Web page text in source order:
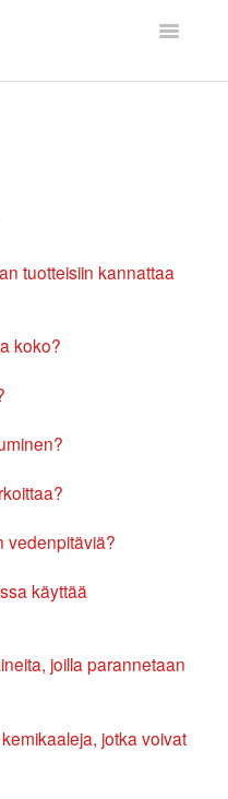
Toggle
tuotteisiin kannattaa
koko?
vedenpitäviä?
käyttää
joilla parannetaan
jotka voivat